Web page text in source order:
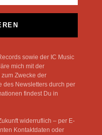
sowie der IC Music
mich mit der
Zwecke der
des Newsletters durch per
findest Du in
widerruflich – per E-
Kontaktdaten oder